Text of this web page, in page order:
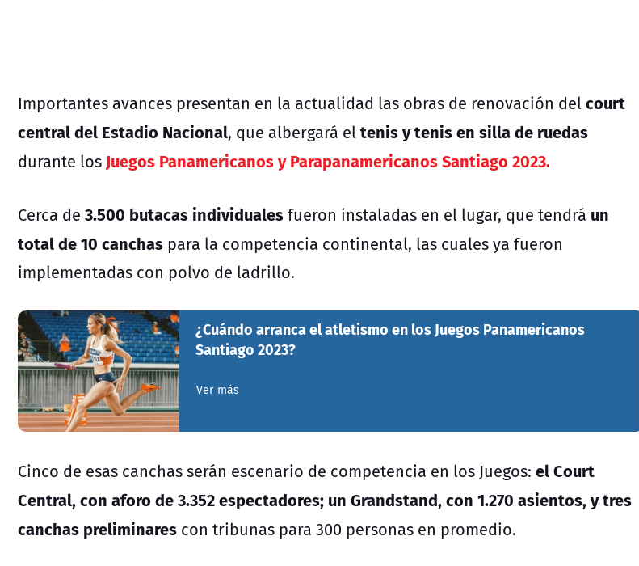
Importantes avances presentan en la actualidad las obras de renovación delcourt
central del Estadio Nacional, que albergará eltenis y tenis en silla de ruedas
durante los Juegos Panamericanos y Parapanamericanos Santiago 2023.
Cerca de 3.500 butacas individualesfueron instaladas en el lugar, que tendrá un
total de 10 canchas para la competencia continental, las cuales ya fueron
implementadas con polvo de ladrillo.
¿Cuándo arranca el atletismo en los Juegos Panamericanos
Santiago 2023?
Ver más
Cinco de esas canchas serán escenario de competencia en los Juegos: el Court
Central, con aforo de 3.352 espectadores; un Grandstand, con 1.270 asientos, y tres
canchas preliminares con tribunas para 300 personas en promedio.